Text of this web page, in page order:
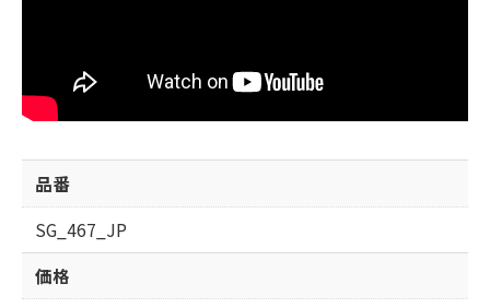
品番
SG_467_JP
価格